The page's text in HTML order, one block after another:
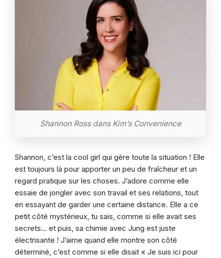
Shannon Ross dans Kim’s Convenience
Shannon, c’est la cool girl qui gère toute la situation ! Elle
est toujours là pour apporter un peu de fraîcheur et un
regard pratique sur les choses. J’adore comme elle
essaie de jongler avec son travail et ses relations, tout
en essayant de garder une certaine distance. Elle a ce
petit côté mystérieux, tu sais, comme si elle avait ses
secrets… et puis, sa chimie avec Jung est juste
électrisante ! J’aime quand elle montre son côté
déterminé, c’est comme si elle disait « Je suis ici pour